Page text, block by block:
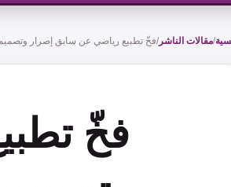
/مقالات الناشر/فخّ تطبيع رياضي عن سابق إصرار
فخّ